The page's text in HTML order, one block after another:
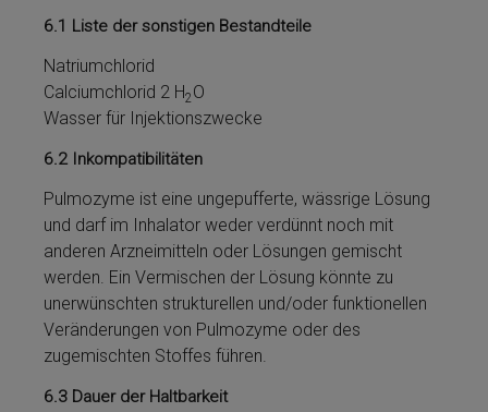
6.1 Liste der sonstigen Bestandteile
Na­tri­um­chlo­rid
Cal­ci­um­chlorid 2 H2O
Was­ser für In­jektionszwe­cke
6.2 Inkompatibilitäten
Pulmozyme­ ist eine unge­puf­fer­te, wässrige Lö­sung
und darf im Inhalator weder ver­dünnt noch mit
anderen Arzneimit­teln oder Lö­sungen gemischt
werden. Ein Vermischen der Lö­sung könnte zu
unerwünschten strukturellen und/oder funktionellen
Ver­än­de­run­gen von Pulmozyme­ oder des
zugemischten Stoffes führen.
6.3 Dauer der Haltbarkeit